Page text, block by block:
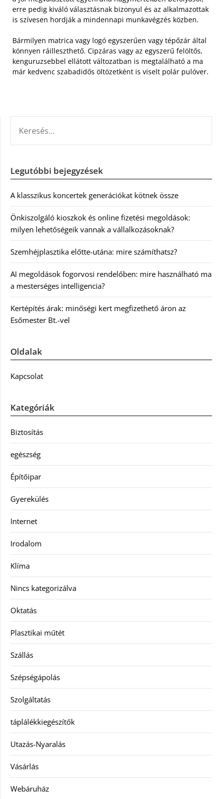
erre pedig kiváló választásnak bizonyul és az alkalmazottak
is szívesen hordják a mindennapi munkavégzés közben.
Bármilyen matrica vagy logó egyszerűen vagy tépőzár által
könnyen ráilleszthető. Cipzáras vagy az egyszerű felöltős,
kenguruzsebbel ellátott változatban is megtalálható a ma
már kedvenc szabadidős öltözetként is viselt polár pulóver.
Legutóbbi bejegyzések
A klasszikus koncertek generációkat kötnek össze
Önkiszolgáló kioszkok és online fizetési megoldások:
milyen lehetőségeik vannak a vállalkozásoknak?
Szemhéjplasztika előtte-utána: mire számíthatsz?
AI megoldások fogorvosi rendelőben: mire használható ma
a mesterséges intelligencia?
Kertépítés árak: minőségi kert megfizethető áron az
Esőmester Bt.-vel
Oldalak
Kapcsolat
Kategóriák
Biztosítás
egészség
Építőipar
Gyerekülés
Internet
Irodalom
Klíma
Nincs kategorizálva
Oktatás
Plasztikai műtét
Szállás
Szépségápolás
Szolgáltatás
táplálékkiegészítők
Utazás-Nyaralás
Vásárlás
Webáruház